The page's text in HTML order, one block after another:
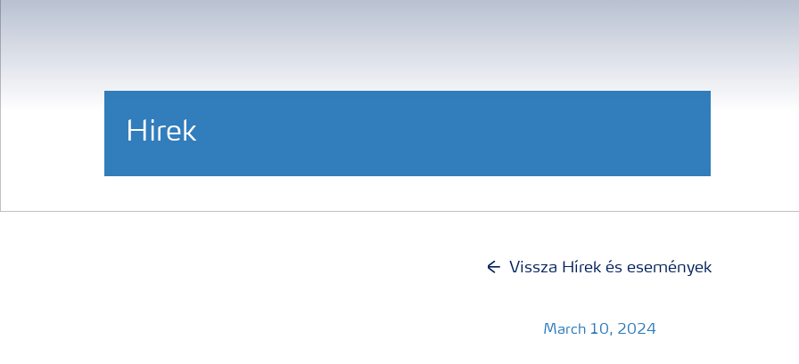
Hirek
Vissza Hírek és események
March 10, 2024